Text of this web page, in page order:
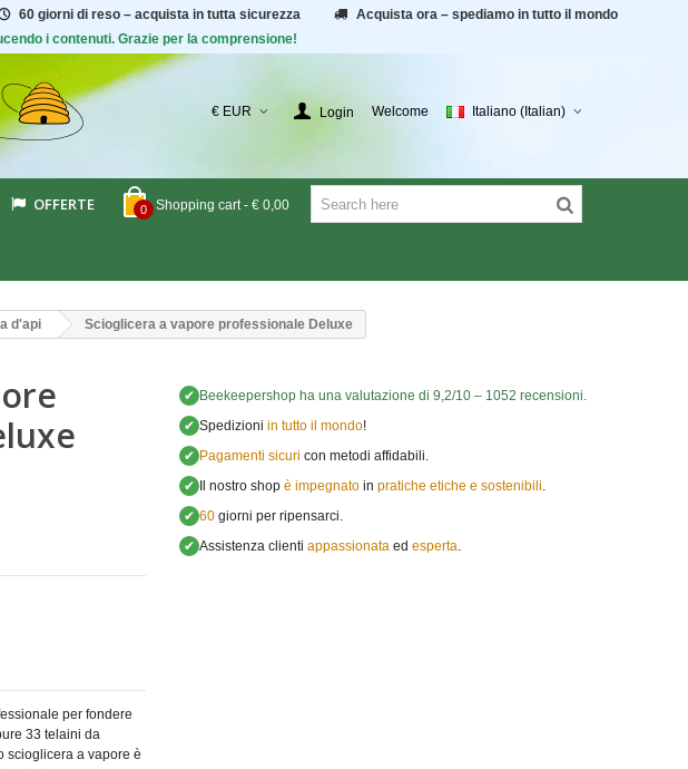
60 giorni di reso – acquista in tutta sicurezza
Acquista ora – spediamo in tutto il mondo
i contenuti. Grazie per la comprensione!
€ EUR Login Welcome Italiano (Italian)
0 Shopping cart - € 0,00
OFFERTE
d'api Scioglicera a vapore professionale Deluxe
per fondere
33 telaini da
scioglicera a vapore è
✔ Beekeepershopha una valutazione di 9,2/10 –1052 recensioni.
✔ Spedizioni in tutto il mondo!
✔ Pagamenti sicuri con metodi affidabili.
✔ Il nostro shop è impegnatoin pratiche etiche e sostenibili.
✔ 60giorni per ripensarci.
✔ Assistenza clienti appassionataed esperta.